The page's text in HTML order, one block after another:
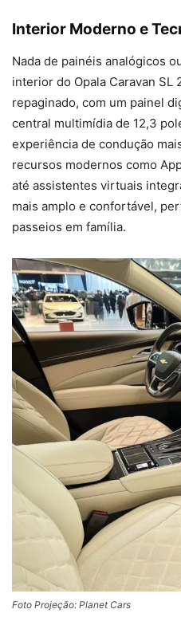
Interior Moderno e
Nada de painéis analógicos
interior do Opala Caravan SL
repaginado, com um painel
central multimídia de 12,3
experiência de condução
recursos modernos como
até assistentes virtuais
mais amplo e confortável,
passeios em família.
Foto Projeção: Planet Cars